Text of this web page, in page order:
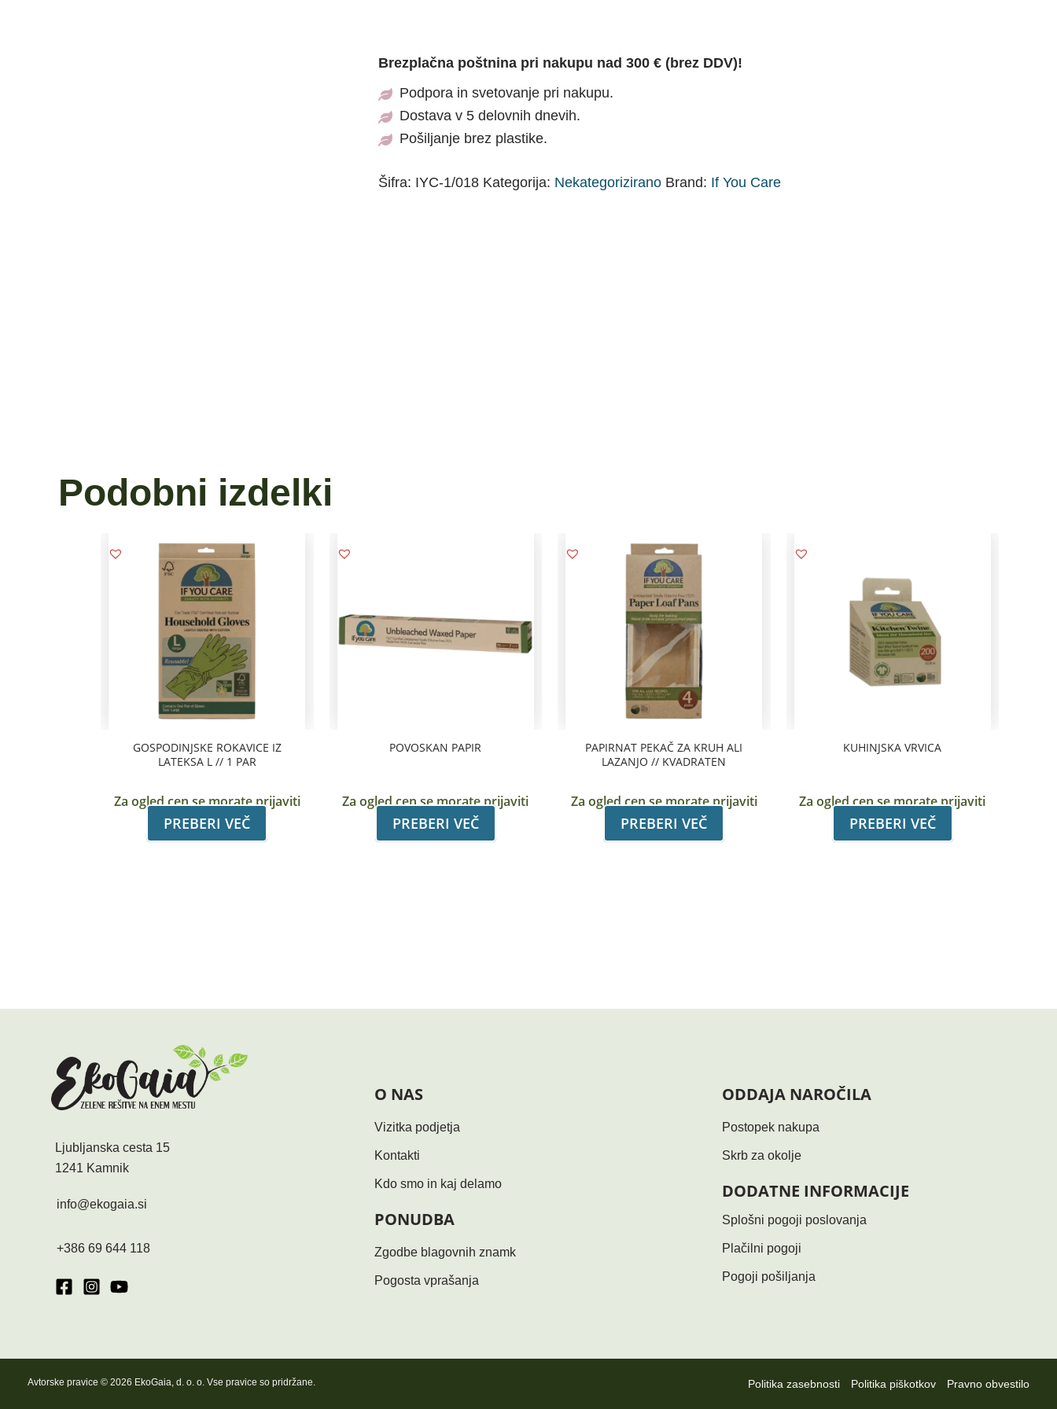
Brezplačna poštnina pri nakupu nad 300 € (brez DDV)!
Podpora in svetovanje pri nakupu.
Dostava v 5 delovnih dnevih.
Pošiljanje brez plastike.
Šifra: IYC-1/018 Kategorija: Nekategorizirano Brand: If You Care
Podobni izdelki
GOSPODINJSKE ROKAVICE IZ
LATEKSA L // 1 PAR
Za ogled cen se morate prijaviti
PREBERI VEČ
POVOSKAN PAPIR
Za ogled cen se morate prijaviti
PREBERI VEČ
PAPIRNAT PEKAČ ZA KRUH ALI
LAZANJO // KVADRATEN
Za ogled cen se morate prijaviti
PREBERI VEČ
KUHINJSKA VRVICA
Za ogled cen se morate prijaviti
PREBERI VEČ
Ljubljanska cesta 15
1241 Kamnik
info@ekogaia.si
+386 69 644 118
O NAS
Vizitka podjetja
Kontakti
Kdo smo in kaj delamo
PONUDBA
Zgodbe blagovnih znamk
Pogosta vprašanja
ODDAJA NAROČILA
Postopek nakupa
Skrb za okolje
DODATNE INFORMACIJE
Splošni pogoji poslovanja
Plačilni pogoji
Pogoji pošiljanja
Avtorske pravice © 2026 EkoGaia, d. o. o. Vse pravice so pridržane. Politika zasebnosti Politika piškotkov Pravno obvestilo